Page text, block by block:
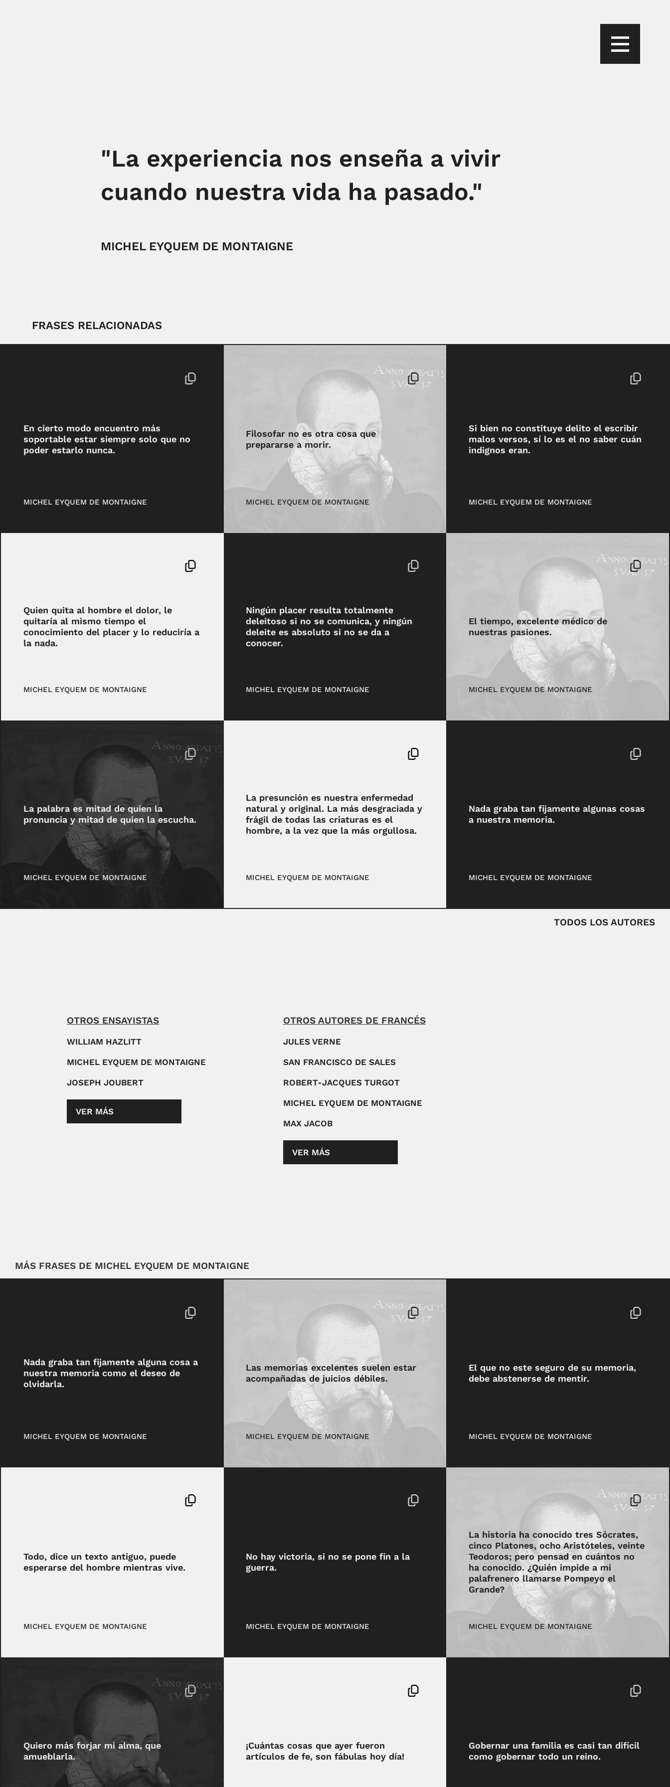
"La experiencia nos enseña a vivir
cuando nuestra vida ha pasado."
MICHEL EYQUEM DE MONTAIGNE
FRASES RELACIONADAS
En cierto modo encuentro más
soportable estar siempre solo que no
poder estarlo nunca.
MICHEL EYQUEM DE MONTAIGNE
Filosofar no es otra cosa que
prepararse a morir.
MICHEL EYQUEM DE MONTAIGNE
Si bien no constituye delito el escribir
malos versos, sí lo es el no saber cuán
indignos eran.
MICHEL EYQUEM DE MONTAIGNE
Quien quita al hombre el dolor, le
quitaría al mismo tiempo el
conocimiento del placer y lo reduciría a
la nada.
MICHEL EYQUEM DE MONTAIGNE
Ningún placer resulta totalmente
deleitoso si no se comunica, y ningún
deleite es absoluto si no se da a
conocer.
MICHEL EYQUEM DE MONTAIGNE
El tiempo, excelente médico de
nuestras pasiones.
MICHEL EYQUEM DE MONTAIGNE
La palabra es mitad de quien la
pronuncia y mitad de quien la escucha.
MICHEL EYQUEM DE MONTAIGNE
La presunción es nuestra enfermedad
natural y original. La más desgraciada y
frágil de todas las criaturas es el
hombre, a la vez que la más orgullosa.
MICHEL EYQUEM DE MONTAIGNE
Nada graba tan fijamente algunas cosas
a nuestra memoria.
MICHEL EYQUEM DE MONTAIGNE
TODOS LOS AUTORES
OTROS ENSAYISTAS
WILLIAM HAZLITT
MICHEL EYQUEM DE MONTAIGNE
JOSEPH JOUBERT
VER MÁS
OTROS AUTORES DE FRANCÉS
JULES VERNE
SAN FRANCISCO DE SALES
ROBERT-JACQUES TURGOT
MICHEL EYQUEM DE MONTAIGNE
MAX JACOB
VER MÁS
MÁS FRASES DE MICHEL EYQUEM DE MONTAIGNE
Nada graba tan fijamente alguna cosa a
nuestra memoria como el deseo de
olvidarla.
MICHEL EYQUEM DE MONTAIGNE
Las memorias excelentes suelen estar
acompañadas de juicios débiles.
MICHEL EYQUEM DE MONTAIGNE
El que no este seguro de su memoria,
debe abstenerse de mentir.
MICHEL EYQUEM DE MONTAIGNE
Todo, dice un texto antiguo, puede
esperarse del hombre mientras vive.
MICHEL EYQUEM DE MONTAIGNE
No hay victoria, si no se pone fin a la
guerra.
MICHEL EYQUEM DE MONTAIGNE
La historia ha conocido tres Sócrates,
cinco Platones, ocho Aristóteles, veinte
Teodoros; pero pensad en cuántos no
ha conocido. ¿Quién impide a mi
palafrenero llamarse Pompeyo el
Grande?
MICHEL EYQUEM DE MONTAIGNE
Quiero más forjar mi alma, que
amueblarla.
¡Cuántas cosas que ayer fueron
artículos de fe, son fábulas hoy día!
Gobernar una familia es casi tan difícil
como gobernar todo un reino.